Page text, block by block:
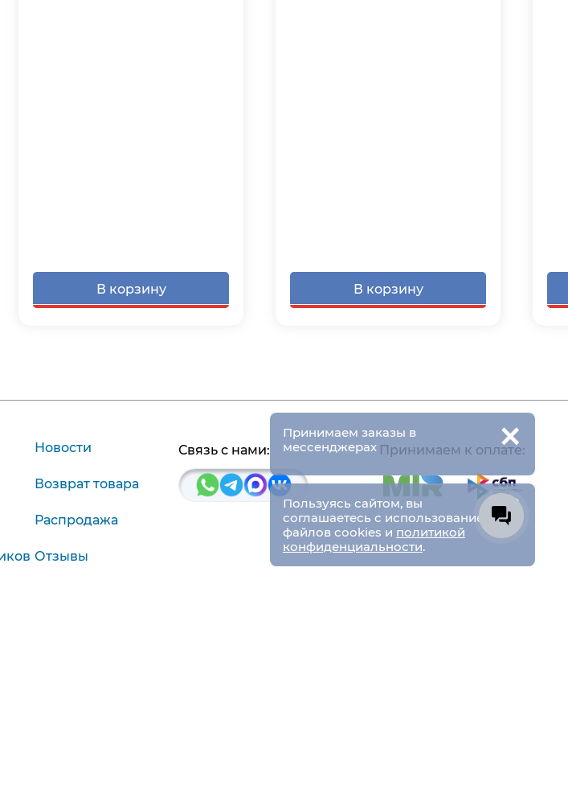
В корзину В корзину
Новости
Возврат товара
Распродажа
Отзывы
Связь с нами: Принимаем к оплате:
Пользуясь сайтом, вы
соглашаетесь с использованием
файлов cookies и политикой
конфиденциальности.
×
Принимаем заказы в
мессенджерах
×